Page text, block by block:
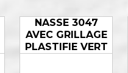
NASSE 3047
AVEC GRILLAGE
PLASTIFIE VERT